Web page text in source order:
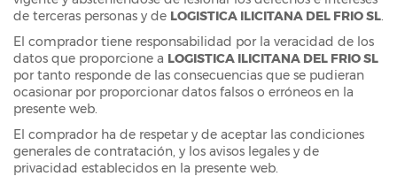
de terceras personas y de LOGISTICA ILICITANA DEL FRIO SL.
El comprador tiene responsabilidad por la veracidad de los
datos que proporcione a LOGISTICA ILICITANA DEL FRIO SL
por tanto responde de las consecuencias que se pudieran
ocasionar por proporcionar datos falsos o erróneos en la
presente web.
El comprador ha de respetar y de aceptar las condiciones
generales de contratación, y los avisos legales y de
privacidad establecidos en la presente web.